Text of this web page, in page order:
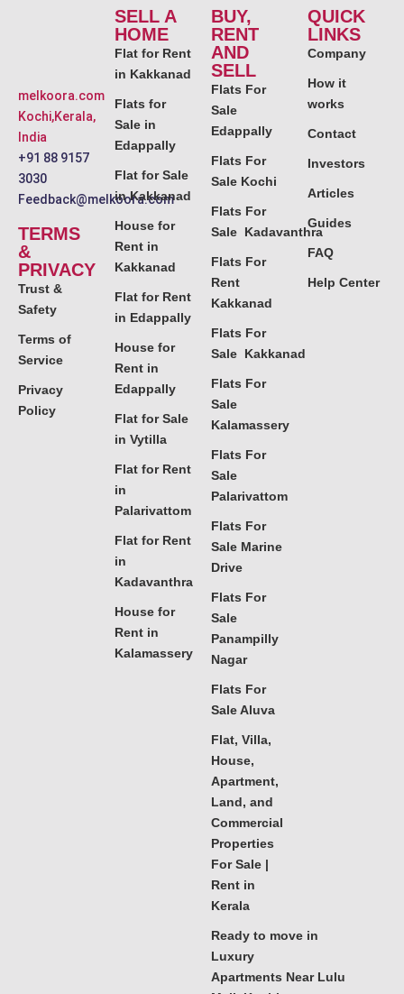
melkoora.com
Kochi,Kerala,
India
+91 88 9157
3030
Feedback@melkoora.com
TERMS
&
PRIVACY
Trust &
Safety
Terms of
Service
Privacy
Policy
SELL A
HOME
Flat for Rent
in Kakkanad
Flats for
Sale in
Edappally
Flat for Sale
in Kakkanad
House for
Rent in
Kakkanad
Flat for Rent
in Edappally
House for
Rent in
Edappally
Flat for Sale
in Vytilla
Flat for Rent
in
Palarivattom
Flat for Rent
in
Kadavanthra
House for
Rent in
Kalamassery
BUY,
RENT
AND
SELL
Flats For
Sale
Edappally
Flats For
Sale Kochi
Flats For
Sale Kadavanthra
Flats For
Rent
Kakkanad
Flats For
Sale Kakkanad
Flats For
Sale
Kalamassery
Flats For
Sale
Palarivattom
Flats For
Sale Marine
Drive
Flats For
Sale
Panampilly
Nagar
Flats For
Sale Aluva
Flat, Villa,
House,
Apartment,
Land, and
Commercial
Properties
For Sale |
Rent in
Kerala
Ready to move in
Luxury
Apartments Near Lulu
QUICK
LINKS
Company
How it
works
Contact
Investors
Articles
Guides
FAQ
Help Center